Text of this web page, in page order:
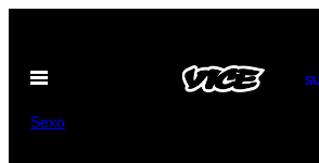
content
Open
Sexo